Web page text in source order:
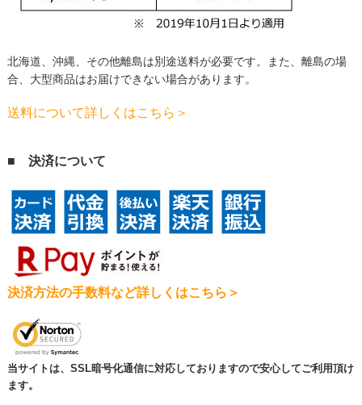
北海道、沖縄、その他離島は別途送料が必要です。
また、離島の場
合、大型商品はお届けできない場合があります。
送料について詳しくはこちら＞
■ 決済について
決済方法の手数料など詳しくはこちら＞
当サイトは、SSL暗号化通信に対応しておりますので安心してご利用頂け
ます。